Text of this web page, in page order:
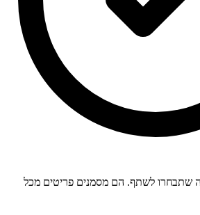
שתבחרו לשתף. הם מסמנים פריטים מכל